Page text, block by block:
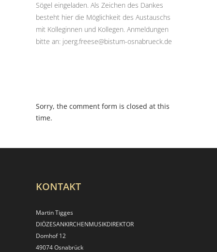
Sögel eingeladen. Als Zeichen des Dankes
besteht hier die Möglichkeit des Austauschs
mit Kolleginnen und Kollegen. Anmeldungen
bitte an: joerg.freese@bistum-osnabrueck.de
Sorry, the comment form is closed at this
time.
KONTAKT
Martin Tigges
DIÖZESANKIRCHEN­MUSIKDIREKTOR
Domhof 12
49074 Osnabrück